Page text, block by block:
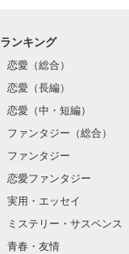
ランキング
恋愛（総合）
恋愛（長編）
恋愛（中・短編）
ファンタジー（総合）
ファンタジー
恋愛ファンタジー
実用・エッセイ
ミステリー・サスペンス
青春・友情